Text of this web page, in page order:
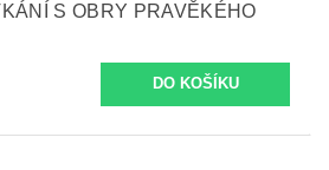
S OBRY PRAVĚKÉHO